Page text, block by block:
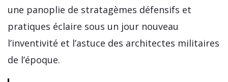
une panoplie de stratagèmes défensifs et
pratiques éclaire sous un jour nouveau
l’inventivité et l’astuce des architectes militaires
de l’époque.